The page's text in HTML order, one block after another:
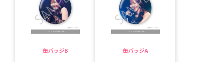
缶バッジB 缶バッジA